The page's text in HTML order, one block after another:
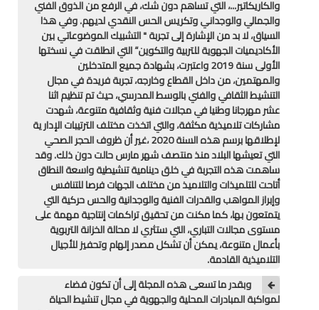
المستوى الثاني
المستوى الثالث
المستوى الرابع
المستوى الخامس
المستوى السادس
فروض و امتحانات
التقويم التشخيصي
المرحلة الأولى
الإمتحان الموحد المحلي
والكاريكاتير...، التي تساهم دون شك، في الرفع من الذوق الفني
والجمالي والوجداني وتكريس الحس النقدي لديهم. وفي هذا
السياق، لا بد من الإشارة إلى تجربة " التشبيك الموضوعاتي بين
الأكاديميات الجهوية للتربية والتكوين“ التي انطلقت في نسختها
الأولى سنة 2019 واعتبرت، بشهادة جميع المتدخلين
والمهتمين، من داخل القطاع وخارجه، تجربة فريدة في مجال
التنشيط الثقافي والفني بالوسط المدرسي، حيث تم تنظيم اثنا
عشر مهرجانا وطنيا في مجالات فنية وثقافية متنوعة، شهدت
مشاركات تلاميذية مكثفة، والتي اتخذت مختلف الترتيبات الإدار ية
لإطلاقها برسم هذه السنة 2020 ،غير أن ظروف الحجر الصحي
التي تعيشها البلاد منذ منتصف شهر مارس حالت دون ذلك. وقد
ساهمت هذه التجربة في خلق دينامية تنشيطية واسعة النطاق
أتاحت للتلميذات والتلاميذ من مختلف الجهات فرصا للتنافس
وإبراز المواهب والقدرات الفنية والوجدانية والحس حركية التي
يتمتعون بها، كما مكنت من تحقيق تراكمات إنتاجية مهمة على
مستوى مجالات التباري، التي ستثري لا محالة الخزانة التربوية
بأعمال متنوعة، يمكن أن تشكل مصدر إلهام وتحفيز للأجيال
التلاميذية القادمة.
وبقدر ما تسعى هذه المجلة إلى أن تكون فضاء
لمواكبة المبادرات المحلية والجهوية في مجال تنشيط الحياة